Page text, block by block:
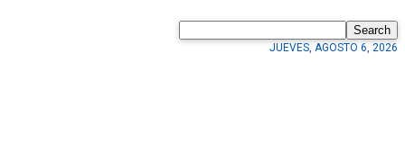
Search
JUEVES, AGOSTO 6, 2026